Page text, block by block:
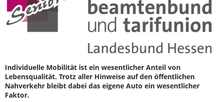
Individuelle Mobilität ist ein wesentlicher Anteil von
Lebensqualität. Trotz aller Hinweise auf den öffentlichen
Nahverkehr bleibt dabei das eigene Auto ein wesentlicher
Faktor.